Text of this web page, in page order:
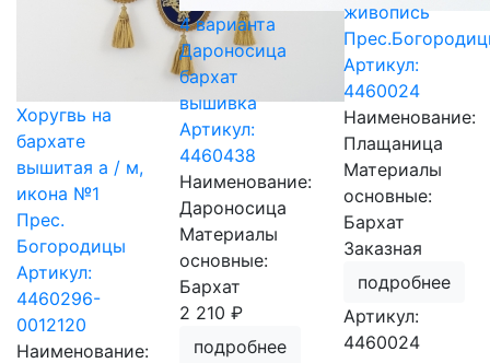
Хоругвь на
бархате
вышитая а / м,
икона №1
Прес.
Богородицы
Артикул:
4460296-
0012120
Наименование:
4 варианта
Дароносица
бархат
вышивка
Артикул:
4460438
Наименование:
Дароносица
Материалы
основные:
Бархат
2 210 ₽
подробнее
живопись
Артикул:
4460024
Наименование:
Плащаница
Материалы
основные:
Бархат
Заказная
подробнее
Артикул:
4460024